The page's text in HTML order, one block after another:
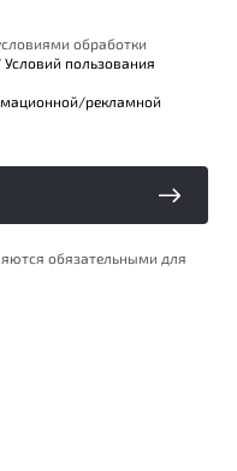
обработки
Условий пользования
рекламной
обязательными для